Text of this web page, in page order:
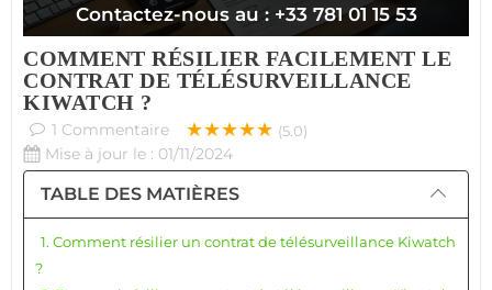
Contactez-nous au : +33 781 01 15 53
COMMENT RÉSILIER FACILEMENT LE
CONTRAT DE TÉLÉSURVEILLANCE
KIWATCH ?
1 Commentaire ★★★★★ (5.0)
Mise à jour le : 01/11/2024
TABLE DES MATIÈRES
1. Comment résilier un contrat de télésurveillance Kiwatch
?